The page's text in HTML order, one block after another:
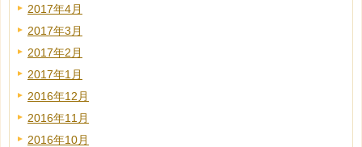
2017年4月
2017年3月
2017年2月
2017年1月
2016年12月
2016年11月
2016年10月